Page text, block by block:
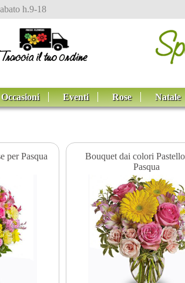
h.9-18
Occasioni Eventi Rose Natale
per Pasqua
Bouquet dai colori
Pasqua